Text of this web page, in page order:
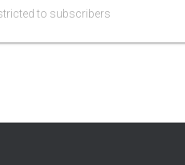
to subscribers